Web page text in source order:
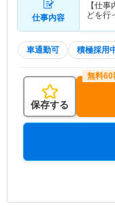
仕事内容
【仕
どを行
車通勤可 積極採用
保存する